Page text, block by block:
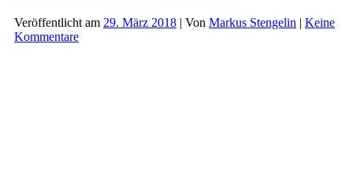
der
Mottenmann
Veröffentlicht am 29. März 2018 | Von Markus Stengelin | Keine
Kommentare